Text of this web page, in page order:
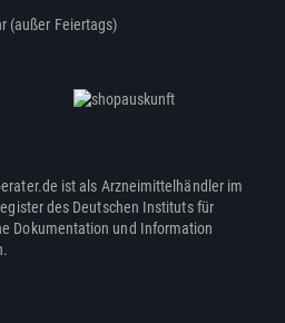
(außer Feiertags)
ist als Arzneimittelhändler im
des Deutschen Instituts für
Dokumentation und Information